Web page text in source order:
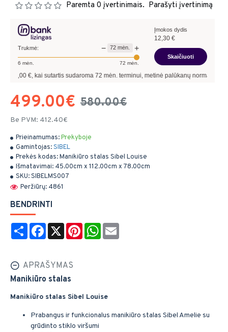
Prieinamumas:Prekyboje
Gamintojas:SIBEL
Prekės kodas:Manikiūro stalas Sibel Louise
Išmatavimai: 45.00cm x 112.00cm x 78.00cm
SKU:SIBELMS007
Peržiūrų: 4861
Paremta 0 įvertinimais. Parašyti įvertinimą
499.00€ 580.00€
Be PVM: 412.40€
Trukmė: − 72 mėn. +
6 mėn. 72 mėn.
Įmokos dydis
12,30 €
Skaičiuoti
€, kai sutartis sudaroma72mėn. terminui, metinė palūkanų norma – 13,90
BENDRINTI
Share Facebook
X PinterestWhatsApp
APRAŠYMAS
Manikiūro stalas
Manikiūro stalas Sibel Louise
Prabangus ir funkcionalus manikiūro stalas Sibel Amelie su
grūdinto stiklo viršumi